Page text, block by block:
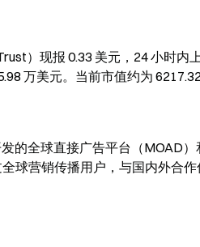
）现报 0.33 美元，24 小时内
万美元。当前市值约为
的全球直接广告平台（MOAD）
球营销传播用户，与国内外合